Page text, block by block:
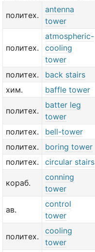
политех.
antenna
tower
политех.
atmospheric-
cooling
tower
политех. back stairs
хим.
baffle tower
политех.
batter leg
tower
политех.
bell-tower
политех.
boring tower
политех.
circular stairs
кораб.
conning
tower
ав.
control
tower
политех.
cooling
tower